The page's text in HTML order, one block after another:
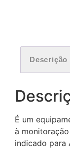
Descrição
É um
à
indicado para